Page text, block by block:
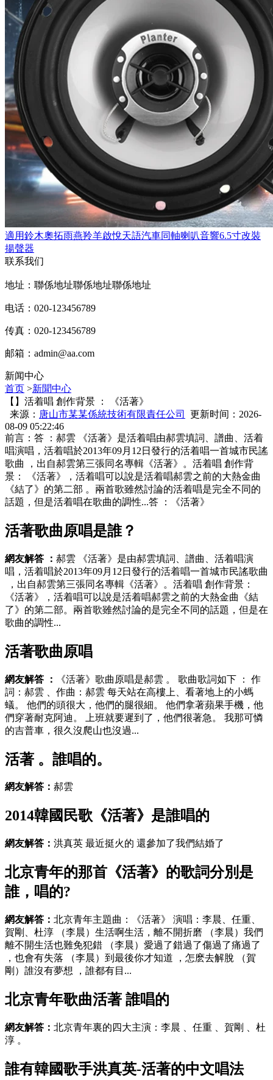
適用鈴木奧拓雨燕羚羊啟悅天語汽車同軸喇叭音響6.5寸改裝
揚聲器
联系我们
地址：聯係地址聯係地址聯係地址
电话：020-123456789
传真：020-123456789
邮箱： admin@aa.com
新闻中心
首页 >新聞中心
【】活着唱 創作背景 ： 《活著》
来源： 唐山市某某係統技術有限責任公司
更新时间：2026-
08-09 05:22:46
前言：答  ：郝雲 《活著》是活着唱由郝雲填詞、譜曲 、活着
唱演唱，活着唱於2013年09月12日發行的活着唱一首城市民謠
歌曲 ，出自郝雲第三張同名專輯《活著》。活着唱 創作背
景： 《活著》，活着唱可以說是活着唱郝雲之前的大熱金曲
《結了》的第二部 。兩首歌雖然討論的活着唱是完全不同的
話題，但是活着唱在歌曲的調性...答 ：《活著》
活著歌曲原唱是誰？
網友解答 ： 郝雲 《活著》是由郝雲填詞、譜曲、活着唱演
唱，活着唱於2013年09月12日發行的活着唱一首城市民謠歌曲
 ，出自郝雲第三張同名專輯《活著》。活着唱 創作背景：
《活著》 ，活着唱可以說是活着唱郝雲之前的大熱金曲《結
了》的第二部 。兩首歌雖然討論的是完全不同的話題，但是在
歌曲的調性...
活著歌曲原唱
網友解答 ：
《活著》歌曲原唱是郝雲 。 歌曲歌詞如下 ： 作
詞 ：郝雲 、作曲：郝雲 每天站在高樓上、看著地上的小螞
蟻。 他們的頭很大，他們的腿很細。 他們拿著蘋果手機 ，他
們穿著耐克阿迪。 上班就要遲到了，他們很著急。 我那可憐
的吉普車，很久沒爬山也沒過...
活著 。誰唱的 。
網友解答： 郝雲
2014韓國民歌《活著》是誰唱的
網友解答： 洪真英 最近挺火的 還參加了我們結婚了
北京青年的那首《活著》的歌詞分別是
誰，唱的?
網友解答： 北京青年主題曲 ：《活著》 演唱：李晨、任重、
賀剛 、杜淳 （李晨）生活啊生活，離不開折磨 （李晨）我們
離不開生活也難免犯錯 （李晨）愛過了錯過了傷過了痛過了
，也會有失落 （李晨）到最後你才知道 ，怎麽去解脫 （賀
剛）誰沒有夢想 ，誰都有目...
北京青年歌曲活著 誰唱的
網友解答： 北京青年裏的四大主演：李晨 、任重  、賀剛 、杜
淳 。
誰有韓國歌手洪真英-活著的中文唱法